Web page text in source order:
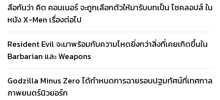
ลือกันว่า คิต คอนเนอร์ จะถูกเลือกตัวให้มารับบทเป็น ไซคลอปส์ ใน
หนัง X-Men เรื่องต่อไป
Resident Evil จะมาพร้อมกับความโหดยิ่งกว่าสิ่งที่เคยเกิดขึ้นใน
Barbarian และ Weapons
Godzilla Minus Zero ได้กำหนดการฉายรอบปฐมทัศน์ที่เทศกาล
ภาพยนตร์นิวยอร์ก